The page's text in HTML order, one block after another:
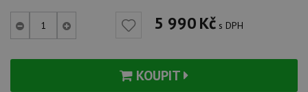
5 990Kč s DPH
KOUPIT